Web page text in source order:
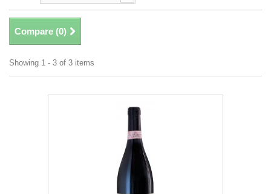
Compare (0)
Showing 1 - 3 of 3 items